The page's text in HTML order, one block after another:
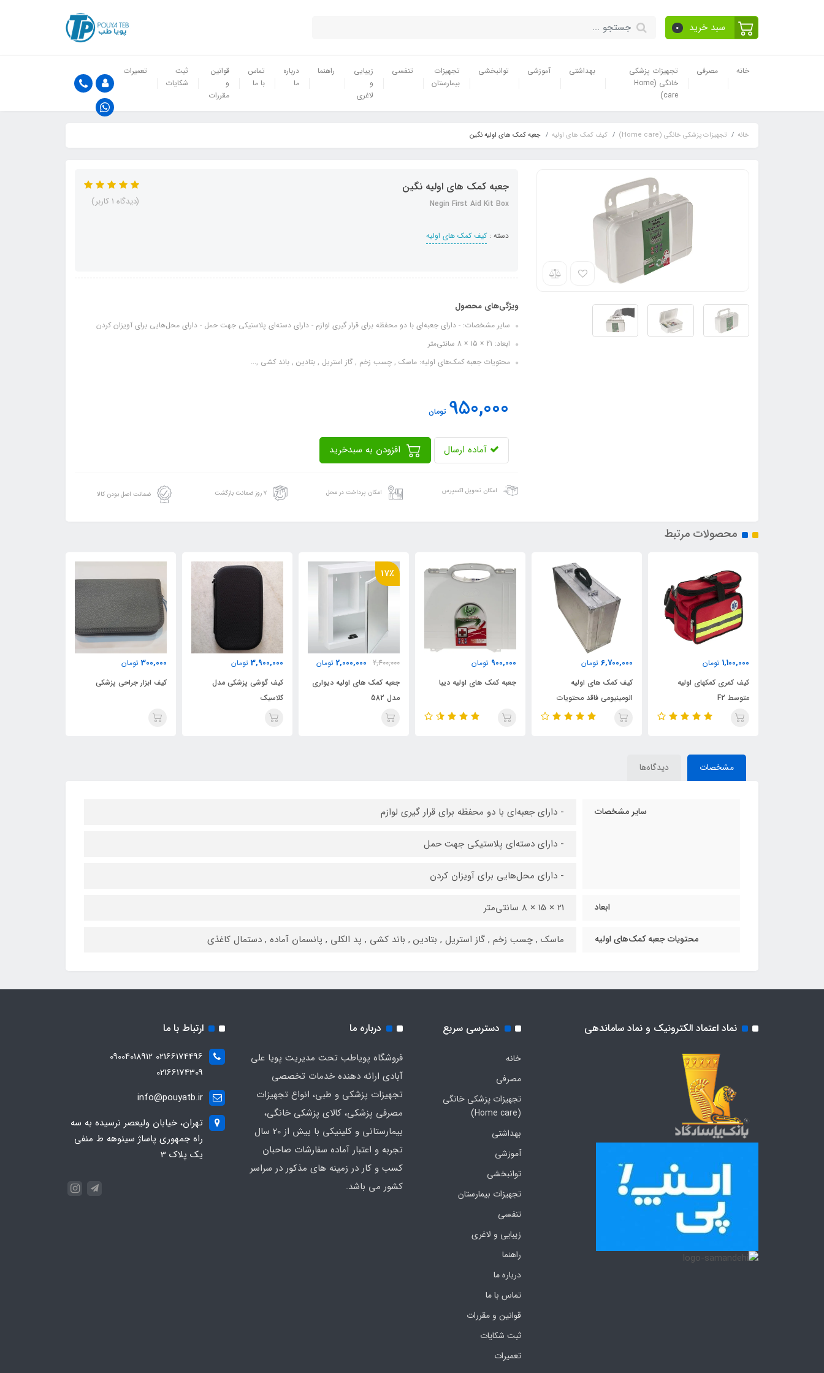
سبد خرید 0
خانه مصرفی
تجهیزات پزشکی
خانگی (Home
care)
بهداشتی آموزشی توانبخشی
تجهیزات
بیمارستان
تنفسی
زیبایی
و
لاغری
راهنما
درباره
ما
تماس
با ما
قوانین
و
مقررات
ثبت
شکایات
تعمیرات
خانه تجهیزات پزشکی خانگی (Home care) کیف کمک های اولیه جعبه کمک های اولیه نگین
جعبه کمک های اولیه نگین
Negin First Aid Kit Box
دسته :کیف کمک های اولیه
(دیدگاه 1 کاربر)
ویژگی‌های محصول
سایر مشخصات: - دارای جعبه‌ای با دو محفظه برای قرار گیری لوازم - دارای دسته‌ای پلاستیکی جهت حمل - دارای محل‌هایی برای آویزان کردن
ابعاد: 21 × 15 × 8 سانتی‌متر
محتویات جعبه کمک‌های اولیه: ماسک , چسب زخم , گاز استریل , بتادین , باند کشی ,...
950,000 تومان
آماده ارسال
امکان تحویل اکسپرس امکان پرداخت در محل ۷ روز ضمانت بازگشت ضمانت اصل بودن کالا
محصولات مرتبط
1,100,000 تومان
کیف کمری کمکهای اولیه
متوسط F2
6,700,000 تومان
كيف كمك هاي اوليه
الومینیومی فاقد محتویات
900,000 تومان
جعبه کمک های اولیه دیبا
17٪
2,400,000
2,000,000 تومان
جعبه کمک های اولیه دیواری
مدل 582
3,900,000 تومان
کیف گوشی پزشکی مدل
کلاسیک
300,000 تومان
کیف ابزار جراحی پزشکی
مشخصات دیدگاه‌ها
سایر مشخصات - دارای جعبه‌ای با دو محفظه برای قرار گیری لوازم
- دارای دسته‌ای پلاستیکی جهت حمل
- دارای محل‌هایی برای آویزان کردن
ابعاد 21 × 15 × 8 سانتی‌متر
محتویات جعبه کمک‌های اولیه ماسک , چسب زخم , گاز استریل , بتادین , باند کشی , پد الکلی , پانسمان آماده , دستمال کاغذی
نماد اعتماد الکترونیک و نماد ساماندهی دسترسی سریع
خانه
مصرفی
تجهیزات پزشکی خانگی
(Home care)
بهداشتی
آموزشی
توانبخشی
تجهیزات بیمارستان
تنفسی
زیبایی و لاغری
راهنما
درباره ما
تماس با ما
قوانین و مقررات
ثبت شکایات
تعمیرات
درباره ما
فروشگاه پویاطب تحت مدیریت پویا علی
آبادی ارائه دهنده خدمات تخصصی
تجهیزات پزشکی و طبی، انواع تجهیزات
مصرفی پزشکی، کالای پزشکی خانگی،
بیمارستانی و کلینیکی با بیش از 20 سال
تجربه و اعتبار آماده سفارشات صاحبان
کسب و کار در زمینه های مذکور در سراسر
کشور می باشد.
ارتباط با ما
02166174496 09004018912
02166174309
info@pouyatb.ir
تهران، خیابان ولیعصر نرسیده به سه
راه جمهوری پاساژ سینوهه ط منفی
یک پلاک 3